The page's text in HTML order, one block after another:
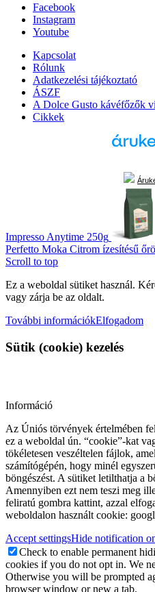
Facebook
Instagram
Youtube
Kapcsolat
Rólunk
Adatkezelési tájékoztató
ÁSZF
A Dolce Gusto kávéfőzők
Cikkek
Impresso Anytime 250g
Perfetto Moka Citrom ízesítésű
Scroll to top
Ez a weboldal sütiket használ.
vagy zárja be az oldalt.
További információkElfogadom
Sütik (cookie) kezelés
Információ
Az Úniós törvények értelmében
ez a weboldal ún. “cookie”-kat
tökéletesen veszéltelen fájlok,
számítógépén, hogy minél
böngészést. A sütiket letilthatja a
Amennyiben ezt nem teszi meg
feliratú gombra kattint, azzal
weboldalon használt cookie:
Accept settingsHide notification
Check to enable permanent
cookies if you do not opt in. We
Otherwise you will be prompted
browser window or new a tab.